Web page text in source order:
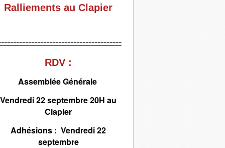
Ralliements au Clapier
RDV :
Assemblée Générale
Vendredi 22 septembre 20H au
Clapier
Adhésions : Vendredi 22
septembre